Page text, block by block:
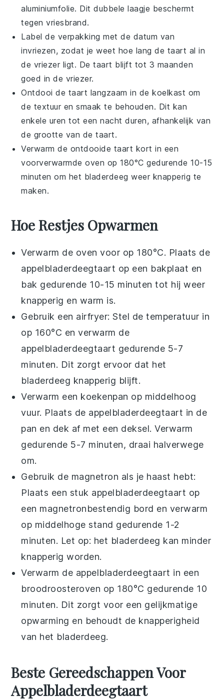
aluminiumfolie. Dit dubbele laagje beschermt
tegen vriesbrand.
Label de verpakking met de datum van
invriezen, zodat je weet hoe lang de taart al in
de vriezer ligt. De taart blijft tot 3 maanden
goed in de vriezer.
Ontdooi de taart langzaam in de koelkast om
de textuur en smaak te behouden. Dit kan
enkele uren tot een nacht duren, afhankelijk van
de grootte van de taart.
Verwarm de ontdooide taart kort in een
voorverwarmde oven op 180°C gedurende 10-15
minuten om het bladerdeeg weer knapperig te
maken.
Hoe Restjes Opwarmen
Verwarm de oven voor op 180°C. Plaats de
appelbladerdeegtaart op een bakplaat en
bak gedurende 10-15 minuten tot hij weer
knapperig en warm is.
Gebruik een airfryer: Stel de temperatuur in
op 160°C en verwarm de
appelbladerdeegtaart gedurende 5-7
minuten. Dit zorgt ervoor dat het
bladerdeeg knapperig blijft.
Verwarm een koekenpan op middelhoog
vuur. Plaats de appelbladerdeegtaart in de
pan en dek af met een deksel. Verwarm
gedurende 5-7 minuten, draai halverwege
om.
Gebruik de magnetron als je haast hebt:
Plaats een stuk appelbladerdeegtaart op
een magnetronbestendig bord en verwarm
op middelhoge stand gedurende 1-2
minuten. Let op: het bladerdeeg kan minder
knapperig worden.
Verwarm de appelbladerdeegtaart in een
broodroosteroven op 180°C gedurende 10
minuten. Dit zorgt voor een gelijkmatige
opwarming en behoudt de knapperigheid
van het bladerdeeg.
Beste Gereedschappen Voor
Appelbladerdeegtaart